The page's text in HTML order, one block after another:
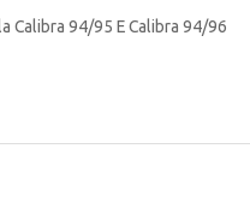
Calibra 94/95 E Calibra 94/96